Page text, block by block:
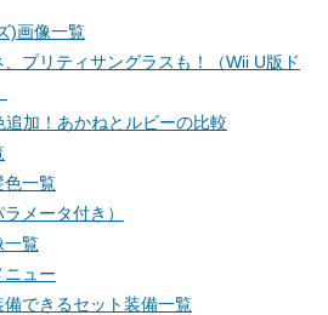
)画像一覧
、プリティサングラスも！（Wii U版ド
追加！あかねとルビーの比較
色一覧
メータ付き）
一覧
ニュー
できるセット装備一覧